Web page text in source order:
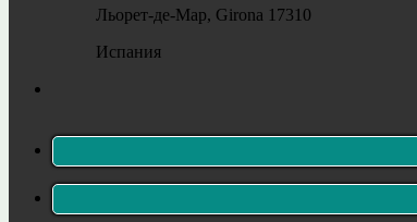
Льорет-де-Мар, Girona 17310
Испания